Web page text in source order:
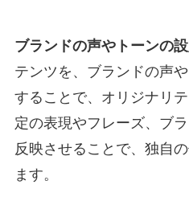
ブランドの声やトーンの
テンツを、ブランドの声
することで、オリジナリ
定の表現やフレーズ、ブ
反映させることで、独自
ます。